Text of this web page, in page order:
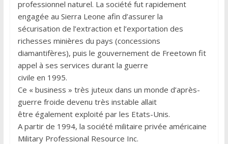
professionnel naturel. La société fut rapidement
engagée au Sierra Leone afin d’assurer la
sécurisation de l’extraction et l’exportation des
richesses minières du pays (concessions
diamantifères), puis le gouvernement de Freetown fit
appel à ses services durant la guerre
civile en 1995.
Ce « business » très juteux dans un monde d’après-
guerre froide devenu très instable allait
être également exploité par les Etats-Unis.
A partir de 1994, la société militaire privée américaine
Military Professional Resource Inc.